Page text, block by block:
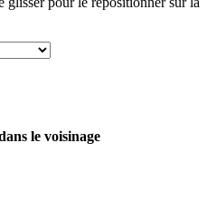
le voisinage